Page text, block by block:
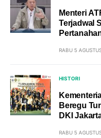
Menteri
Terjadwal
RABU 5
HISTORI
Beregu
DKI
RABU 5